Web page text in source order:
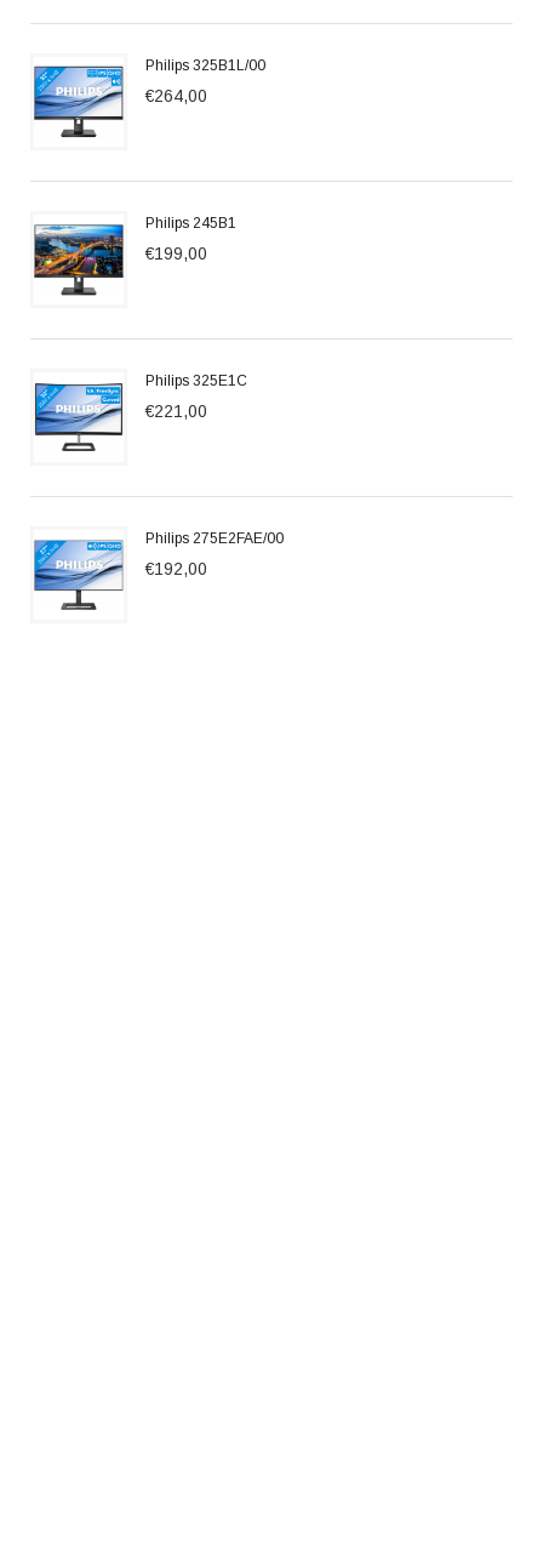
Philips 325B1L/00
€264,00
Philips 245B1
€199,00
Philips 325E1C
€221,00
Philips 275E2FAE/00
€192,00